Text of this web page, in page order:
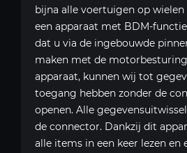
bijna alle voertuigen op wielen
een apparaat met BDM-
dat u via de ingebouwde
maken met de
apparaat, kunnen wij tot
toegang hebben zonder de
openen. Alle
de connector. Dankzij dit
alle items in een keer lezen en